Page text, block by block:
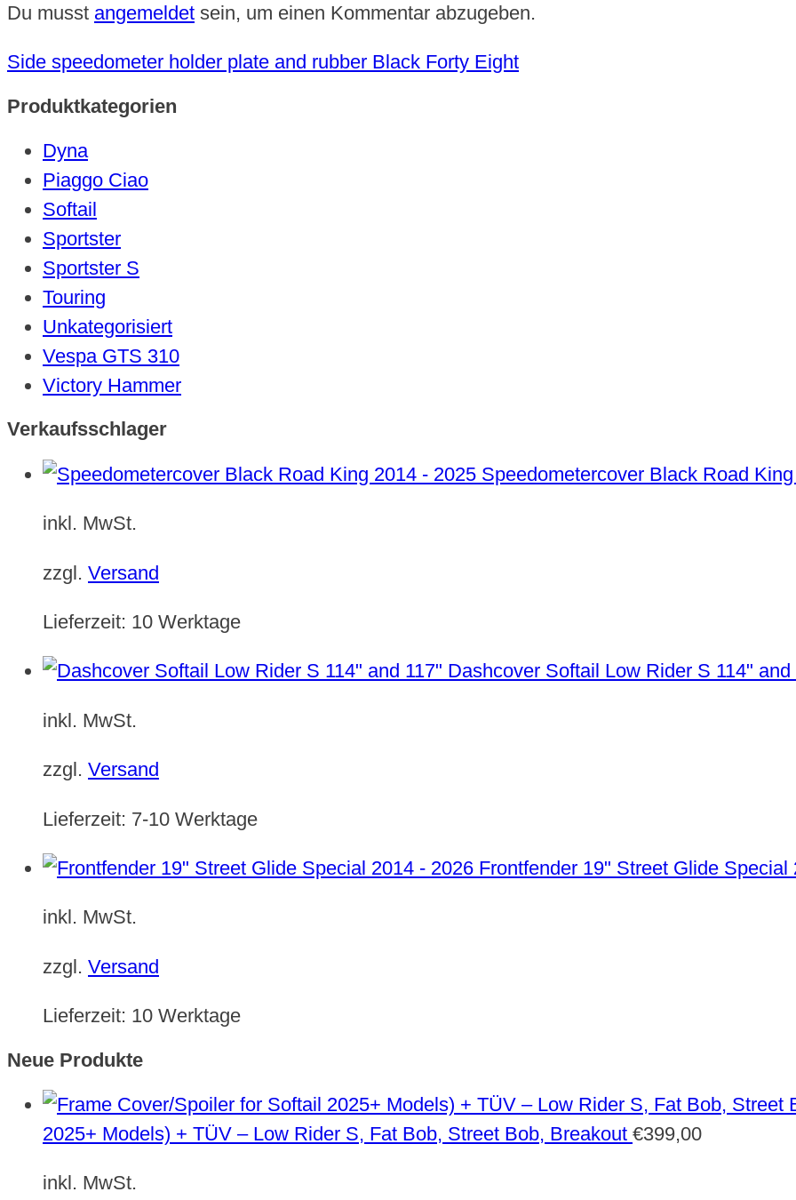
Du musst angemeldet sein, um einen Kommentar abzugeben.
Side speedometer holder plate and rubber Black Forty Eight
Produktkategorien
Dyna
Piaggo Ciao
Softail
Sportster
Sportster S
Touring
Unkategorisiert
Vespa GTS 310
Victory Hammer
Verkaufsschlager
Speedometercover Black Road
inkl. MwSt.
zzgl. Versand
Lieferzeit: 10 Werktage
Dashcover Softail Low Rider S 114" and
inkl. MwSt.
zzgl. Versand
Lieferzeit: 7-10 Werktage
Frontfender 19" Street Glide Special
inkl. MwSt.
zzgl. Versand
Lieferzeit: 10 Werktage
Neue Produkte
2025+ Models) + TÜV – Low Rider S, Fat Bob, Street Bob, Breakout €399,00
inkl. MwSt.